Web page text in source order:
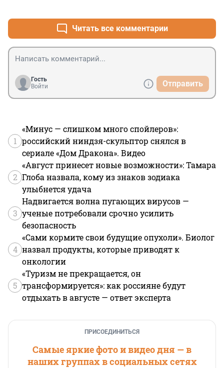
Читать все комментарии
Гость
Войти
Отправить
1
«Минус — слишком много спойлеров»:
российский ниндзя-скульптор снялся в
сериале «Дом Дракона». Видео
2
«Август принесет новые возможности»: Тамара
Глоба назвала, кому из знаков зодиака
улыбнется удача
3
Надвигается волна пугающих вирусов —
ученые потребовали срочно усилить
безопасность
4
«Сами кормите свои будущие опухоли». Биолог
назвал продукты, которые приводят к
онкологии
5
«Туризм не прекращается, он
трансформируется»: как россияне будут
отдыхать в августе — ответ эксперта
ПРИСОЕДИНИТЬСЯ
Самые яркие фото и видео дня — в
наших группах в социальных сетях